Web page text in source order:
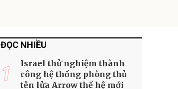
ĐỌC NHIỀU
1
Israel thử nghiệm thành
công hệ thống phòng thủ
tên lửa Arrow thế hệ mới